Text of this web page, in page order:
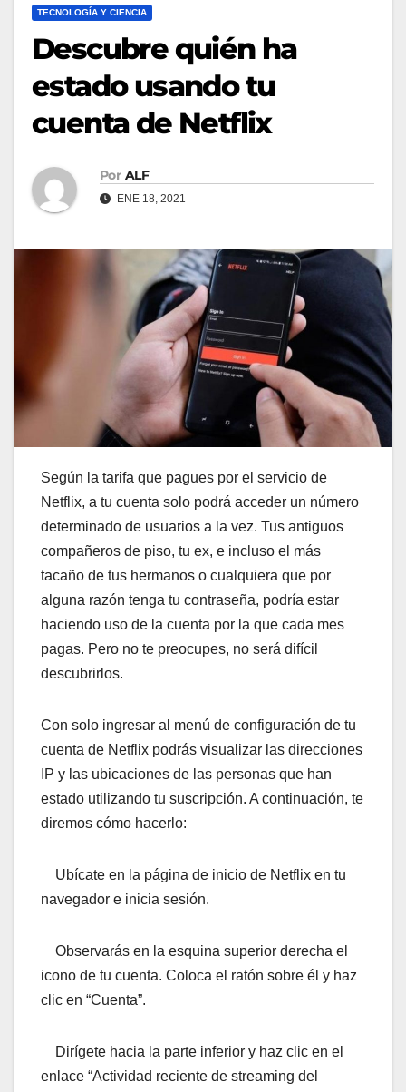
TECNOLOGÍA Y CIENCIA
Descubre quién ha
estado usando tu
cuenta de Netflix
Por ALF
ENE 18, 2021
Según la tarifa que pagues por el servicio de
Netflix, a tu cuenta solo podrá acceder un número
determinado de usuarios a la vez. Tus antiguos
compañeros de piso, tu ex, e incluso el más
tacaño de tus hermanos o cualquiera que por
alguna razón tenga tu contraseña, podría estar
haciendo uso de la cuenta por la que cada mes
pagas. Pero no te preocupes, no será difícil
descubrirlos.
Con solo ingresar al menú de configuración de tu
cuenta de Netflix podrás visualizar las direcciones
IP y las ubicaciones de las personas que han
estado utilizando tu suscripción. A continuación, te
diremos cómo hacerlo:
Ubícate en la página de inicio de Netflix en tu
navegador e inicia sesión.
Observarás en la esquina superior derecha el
icono de tu cuenta. Coloca el ratón sobre él y haz
clic en “Cuenta”.
Dirígete hacia la parte inferior y haz clic en el
enlace “Actividad reciente de streaming del